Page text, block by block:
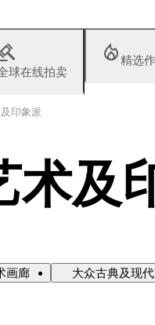
球在线拍卖
精选
印象派
术及
画廊 大众古典及现